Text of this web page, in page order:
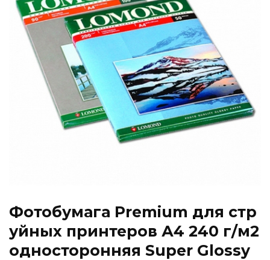
Фотобумага Premium для стр
уйных принтеров А4 240 г/м2
односторонняя Super Glossy